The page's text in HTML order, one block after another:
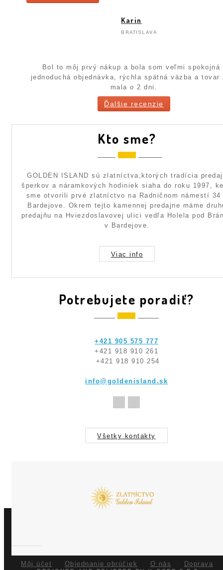
Karin
BRATISLAVA
Bol to môj prvý nákup a bola som veľmi spokojná
jednoduchá objednávka, rýchla spätná väzba a tovar
mala o 2 dni.
Ďalšie recenzie
Kto sme?
GOLDEN ISLAND sú zlatníctva,ktorých tradícia
šperkov a náramkových hodiniek siaha do roku 1997,
sme otvorili prvé zlatníctvo na Radničnom námestí 34
Bardejove. Okrem tejto kamennej predajne máme
predajňu na Hviezdoslavovej ulici vedľa Holela pod
v Bardejove.
Viac info
Potrebujete poradiť?
+421 905 575 777
+421 918 910 261
+421 918 910 254
info@goldenisland.sk
Všetky kontakty
Môj účet Objednanie obrúčiek O nás
Doprava